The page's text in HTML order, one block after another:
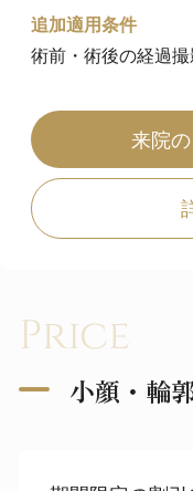
頬の立体感を意識
はじめ、頬の引き上
しています。
新導入に伴い、現
を対象に、各セット
ー価格でご案内し
ます。
追加適用条件
術前・術後の経過撮
来院
Price
小顔・輪